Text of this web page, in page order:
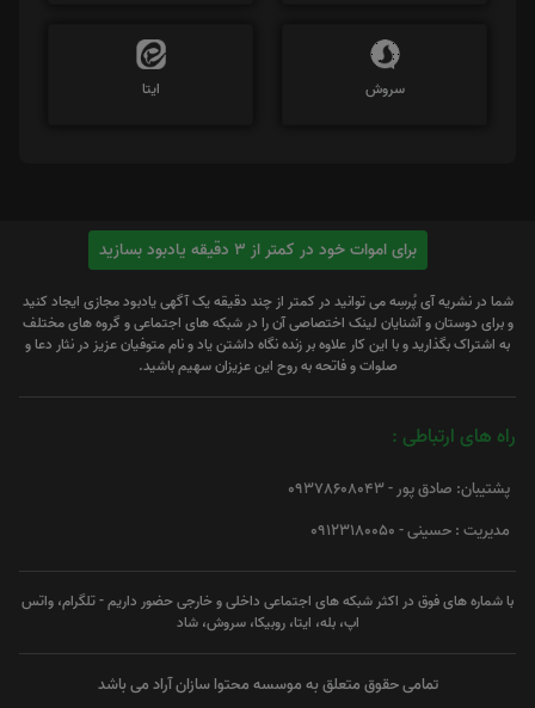
سروش ایتا
برای اموات خود در کمتر از 3 دقیقه یادبود بسازید
شما در نشریه آی پُرسِه می توانید در کمتر از چند دقیقه یک آگهی یادبود مجازی ایجاد کنید
و برای دوستان و آشنایان لینک اختصاصی آن را در شبکه های اجتماعی و گروه های مختلف
به اشتراک بگذارید و با این کار علاوه بر زنده نگاه داشتن یاد و نام متوفیان عزیز در نثار دعا و
صلوات و فاتحه به روح این عزیزان سهیم باشید.
راه های ارتباطی :
پشتیبان: صادق پور - 09378608043
مدیریت : حسینی - 09123180050
با شماره های فوق در اکثر شبکه های اجتماعی داخلی و خارجی حضور داریم - تلگرام، واتس
اپ، بله، ایتا، روبیکا، سروش، شاد
تمامی حقوق متعلق به موسسه محتوا سازان آراد می باشد